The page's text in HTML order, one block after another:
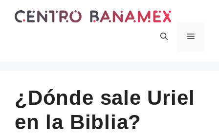
Menu
¿Dónde sale Uriel
en la Biblia?